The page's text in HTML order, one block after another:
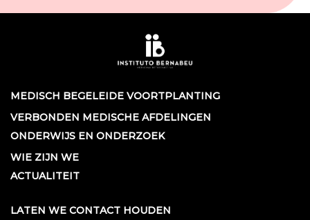
MEDISCH BEGELEIDE VOORTPLANTING
VERBONDEN MEDISCHE AFDELINGEN
ONDERWIJS EN ONDERZOEK
WIE ZIJN WE
ACTUALITEIT
LATEN WE CONTACT HOUDEN